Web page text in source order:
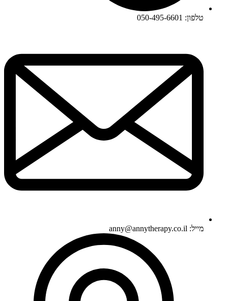
טלפון: 050-495-6601
מייל: anny@annytherapy.co.il